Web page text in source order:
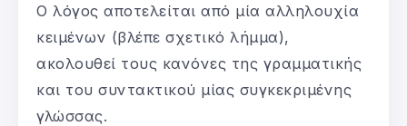
Ο λόγος αποτελείται από μία αλληλουχία
κειμένων (βλέπε σχετικό λήμμα),
ακολουθεί τους κανόνες της γραμματικής
και του συντακτικού μίας συγκεκριμένης
γλώσσας.